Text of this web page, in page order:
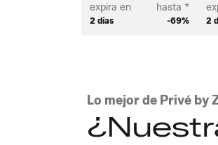
expira en
2 días
hasta *
-69% 2
Lo mejor de Privé by